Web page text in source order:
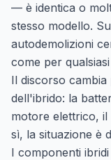
— è identica o
stesso modello.
autodemolizioni
come per
Il discorso
dell'ibrido: la
motore elettrico, il
sì, la situazione è
I componenti